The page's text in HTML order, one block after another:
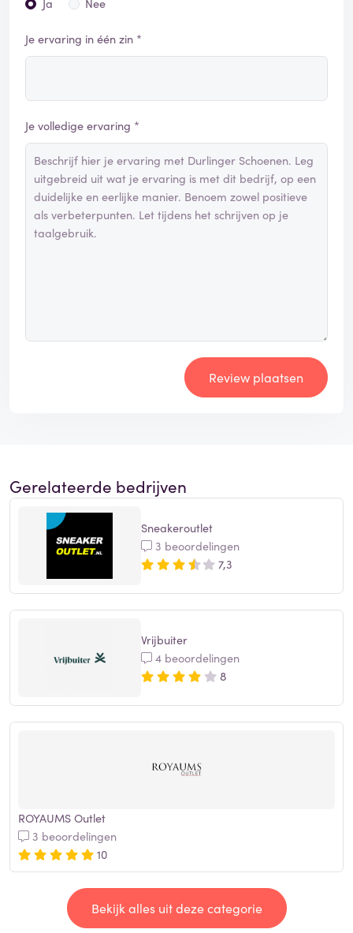
Ja Nee
Je ervaring in één zin *
Je volledige ervaring *
Review plaatsen
Gerelateerde bedrijven
Sneakeroutlet
3 beoordelingen
7,3
Vrijbuiter
4 beoordelingen
8
ROYAUMS Outlet
3 beoordelingen
10
Bekijk alles uit deze categorie